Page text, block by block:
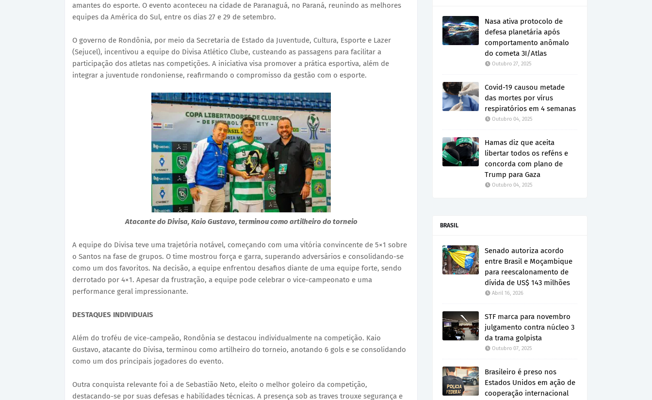
amantes do esporte. O evento aconteceu na cidade de Paranaguá, no Paraná, reunindo as melhores
equipes da América do Sul, entre os dias 27 e 29 de setembro.
O governo de Rondônia, por meio da Secretaria de Estado da Juventude, Cultura, Esporte e Lazer
(Sejucel), incentivou a equipe do Divisa Atlético Clube, custeando as passagens para facilitar a
participação dos atletas nas competições. A iniciativa visa promover a prática esportiva, além de
integrar a juventude rondoniense, reafirmando o compromisso da gestão com o esporte.
Atacante do Divisa, Kaio Gustavo, terminou como artilheiro do torneio
A equipe do Divisa teve uma trajetória notável, começando com uma vitória convincente de 5×1 sobre
o Santos na fase de grupos. O time mostrou força e garra, superando adversários e consolidando-se
como um dos favoritos. Na decisão, a equipe enfrentou desafios diante de uma equipe forte, sendo
derrotado por 4×1. Apesar da frustração, a equipe pode celebrar o vice-campeonato e uma
performance geral impressionante.
DESTAQUES INDIVIDUAIS
Além do troféu de vice-campeão, Rondônia se destacou individualmente na competição. Kaio
Gustavo, atacante do Divisa, terminou como artilheiro do torneio, anotando 6 gols e se consolidando
como um dos principais jogadores do evento.
Outra conquista relevante foi a de Sebastião Neto, eleito o melhor goleiro da competição,
destacando-se por suas defesas e habilidades técnicas. A presença sob as traves trouxe segurança e
Nasa ativa protocolo de
defesa planetária após
comportamento anômalo
do cometa 3I/Atlas
Outubro 27, 2025
Covid-19 causou metade
das mortes por vírus
respiratórios em 4 semanas
Outubro 04, 2025
Hamas diz que aceita
libertar todos os reféns e
concorda com plano de
Trump para Gaza
Outubro 04, 2025
BRASIL
Senado autoriza acordo
entre Brasil e Moçambique
para reescalonamento de
dívida de US$ 143 milhões
Abril 16, 2026
STF marca para novembro
julgamento contra núcleo 3
da trama golpista
Outubro 07, 2025
Brasileiro é preso nos
Estados Unidos em ação de
cooperação internacional